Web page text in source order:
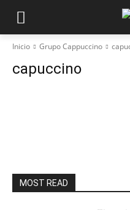
Inicio Grupo Cappuccino
capuccino
MOST READ